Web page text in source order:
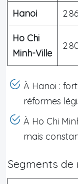
Hanoi 2
Ho Chi
Minh-Ville
2
À Hanoi :
réformes
À Ho Chi
mais
Segments